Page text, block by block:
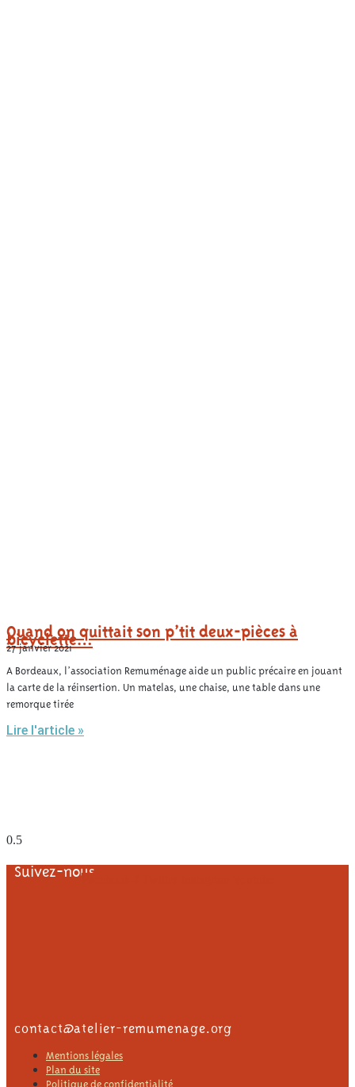
Quand on quittait son p’tit deux-pièces à
bicyclette…
27 janvier 2021
A Bordeaux, l’association Remuménage aide un public précaire en jouant
la carte de la réinsertion. Un matelas, une chaise, une table dans une
remorque tirée
Lire l'article »
Suivez-nous
Facebook-f
contact@atelier-remumenage.org
Mentions légales
Plan du site
Politique de confidentialité